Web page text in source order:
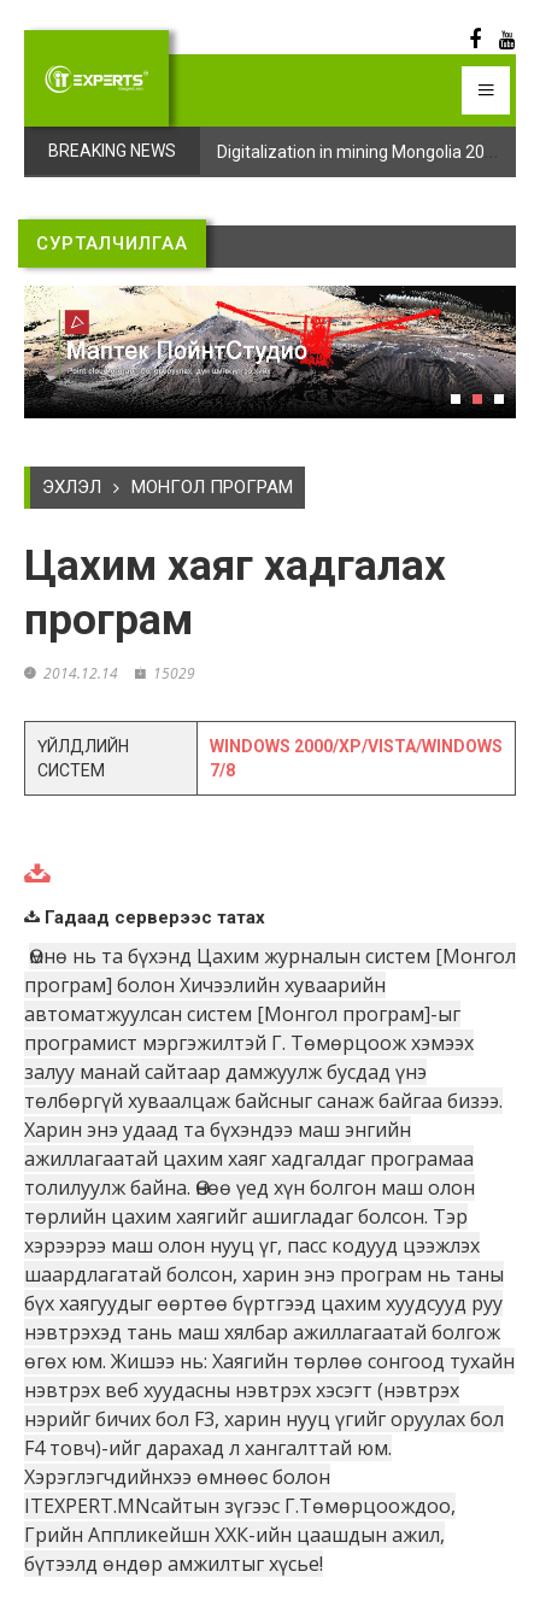
BREAKING NEWS
Digitalization in mining Mongolia 2025 арга хэмжээний бүртгэл эхэллээ Digitalization in mining Mongolia 2025 арга хэмжээний бүртгэл эхэллээ
СУРТАЛЧИЛГАА
ЭХЛЭЛ МОНГОЛ ПРОГРАМ
Цахим хаяг хадгалах
програм
2014.12.14 15029
ҮЙЛДЛИЙН
СИСТЕМ
WINDOWS 2000/XP/VISTA/WINDOWS
7/8
Гадаад серверээс татах
Өмнө нь та бүхэнд Цахим журналын систем [Монгол
програм] болон Хичээлийн хуваарийн
автоматжуулсан систем [Монгол програм]-ыг
програмист мэргэжилтэй Г. Төмөрцоож хэмээх
залуу манай сайтаар дамжуулж бусдад үнэ
төлбөргүй хуваалцаж байсныг санаж байгаа бизээ.
Харин энэ удаад та бүхэндээ маш энгийн
ажиллагаатай цахим хаяг хадгалдаг програмаа
толилуулж байна. Өнөө үед хүн болгон маш олон
төрлийн цахим хаягийг ашигладаг болсон. Тэр
хэрээрээ маш олон нууц үг, пасс кодууд цээжлэх
шаардлагатай болсон, харин энэ програм нь таны
бүх хаягуудыг өөртөө бүртгээд цахим хуудсууд руу
нэвтрэхэд тань маш хялбар ажиллагаатай болгож
өгөх юм. Жишээ нь: Хаягийн төрлөө сонгоод тухайн
нэвтрэх веб хуудасны нэвтрэх хэсэгт (нэвтрэх
нэрийг бичих бол F3, харин нууц үгийг оруулах бол
F4 товч)-ийг дарахад л хангалттай юм.
Хэрэглэгчдийнхээ өмнөөс болон
ITEXPERT.MNсайтын зүгээс Г.Төмөрцоождоо,
Грийн Аппликейшн ХХК-ийн цаашдын ажил,
бүтээлд өндөр амжилтыг хүсье!